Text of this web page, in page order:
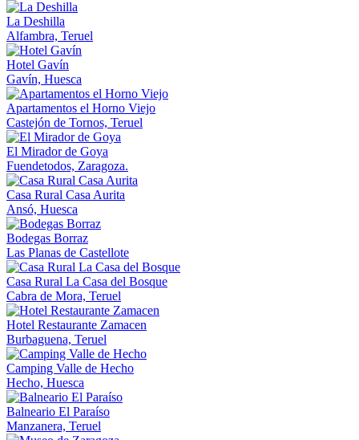
La Deshilla
Alfambra, Teruel
Hotel Gavín
Gavín, Huesca
Apartamentos el Horno Viejo
Castejón de Tornos, Teruel
El Mirador de Goya
Fuendetodos, Zaragoza.
Casa Rural Casa Aurita
Ansó, Huesca
Bodegas Borraz
Las Planas de Castellote
Casa Rural La Casa del Bosque
Cabra de Mora, Teruel
Hotel Restaurante Zamacen
Burbaguena, Teruel
Camping Valle de Hecho
Hecho, Huesca
Balneario El Paraíso
Manzanera, Teruel